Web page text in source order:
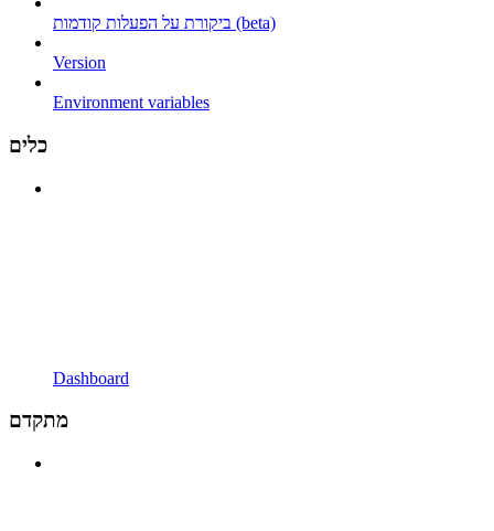
ביקורת על הפעלות קודמות (beta)
Version
Environment variables
כלים
Dashboard
מתקדם